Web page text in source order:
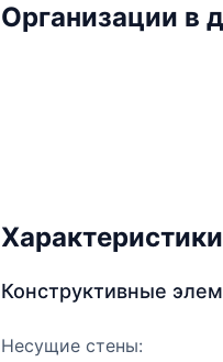
Организации в
Характеристики
Конструктивные
Несущие стены: